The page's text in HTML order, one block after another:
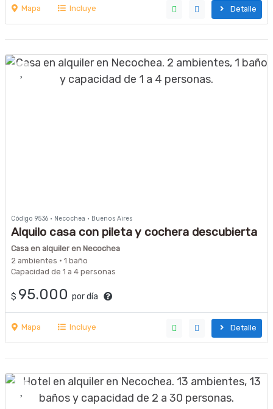
Mapa Incluye Detalle
Código 9536 · Necochea · Buenos Aires
Alquilo casa con pileta y cochera descubierta
Casa en alquiler en Necochea
2 ambientes · 1 baño
Capacidad de 1 a 4 personas
$ 95.000 por día
Mapa Incluye Detalle